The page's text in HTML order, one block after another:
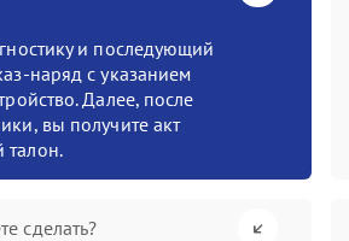
и последующий
наряд с указанием
Далее, после
вы получите акт
талон.
сделать?